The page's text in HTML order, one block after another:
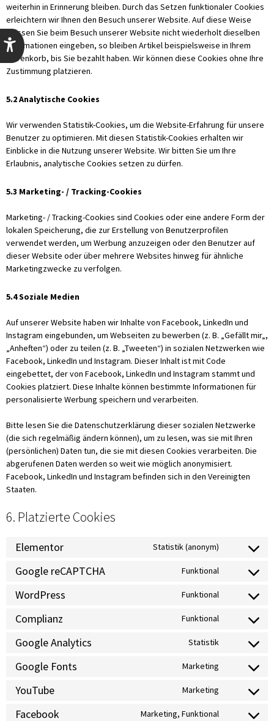
weiterhin in Erinnerung bleiben. Durch das Setzen funktionaler Cookies
erleichtern wir Ihnen den Besuch unserer Website. Auf diese Weise
müssen Sie beim Besuch unserer Website nicht wiederholt dieselben
Informationen eingeben, so bleiben Artikel beispielsweise in Ihrem
Warenkorb, bis Sie bezahlt haben. Wir können diese Cookies ohne Ihre
Zustimmung platzieren.
5.2 Analytische Cookies
Wir verwenden Statistik-Cookies, um die Website-Erfahrung für unsere
Benutzer zu optimieren. Mit diesen Statistik-Cookies erhalten wir
Einblicke in die Nutzung unserer Website. Wir bitten Sie um Ihre
Erlaubnis, analytische Cookies setzen zu dürfen.
5.3 Marketing- / Tracking-Cookies
Marketing- / Tracking-Cookies sind Cookies oder eine andere Form der
lokalen Speicherung, die zur Erstellung von Benutzerprofilen
verwendet werden, um Werbung anzuzeigen oder den Benutzer auf
dieser Website oder über mehrere Websites hinweg für ähnliche
Marketingzwecke zu verfolgen.
5.4 Soziale Medien
Auf unserer Website haben wir Inhalte von Facebook, LinkedIn und
Instagram eingebunden, um Webseiten zu bewerben (z. B. „Gefällt mir„,
„Anheften“) oder zu teilen (z. B. „Tweeten“) in sozialen Netzwerken wie
Facebook, LinkedIn und Instagram. Dieser Inhalt ist mit Code
eingebettet, der von Facebook, LinkedIn und Instagram stammt und
Cookies platziert. Diese Inhalte können bestimmte Informationen für
personalisierte Werbung speichern und verarbeiten.
Bitte lesen Sie die Datenschutzerklärung dieser sozialen Netzwerke
(die sich regelmäßig ändern können), um zu lesen, was sie mit Ihren
(persönlichen) Daten tun, die sie mit diesen Cookies verarbeiten. Die
abgerufenen Daten werden so weit wie möglich anonymisiert.
Facebook, LinkedIn und Instagram befinden sich in den Vereinigten
Staaten.
6. Platzierte Cookies
Elementor Statistik (anonym)
Google reCAPTCHA Funktional
WordPress Funktional
Complianz Funktional
Google Analytics Statistik
Google Fonts Marketing
YouTube Marketing
Facebook Marketing, Funktional